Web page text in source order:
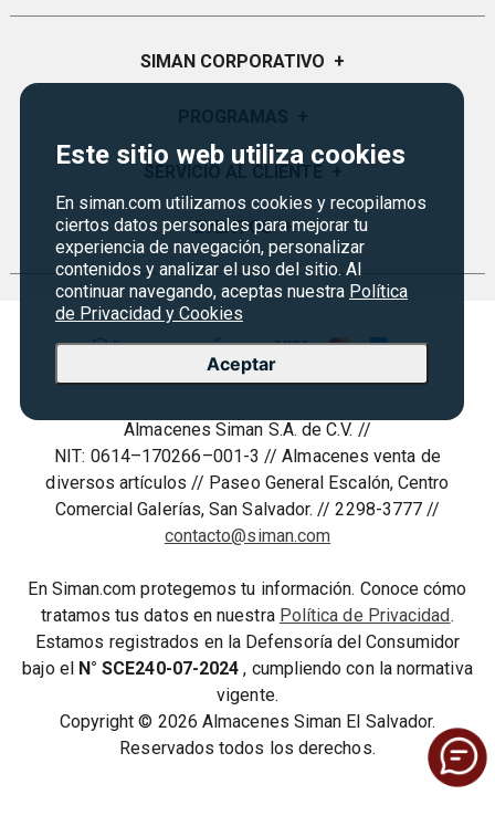
Este sitio web utiliza cookies
En siman.com utilizamos cookies y recopilamos
ciertos datos personales para mejorar tu
experiencia de navegación, personalizar
contenidos y analizar el uso del sitio. Al
continuar navegando, aceptas nuestra Política
de Privacidad y Cookies
Aceptar
SIMAN CORPORATIVO +
Visión y Misión
Sucursales
Servicios
Certificados de Regalo
Garantías
Siman PRO
Credisiman
Marketplace
Vende en Marketplace
Preguntas Frecuentes
Política de devoluciones y garantias
Contáctenos
Política de Privacidad
Derecho de Retracto
Condiciones de uso
Términos y condiciones
EVENTOS +
Regreso a clases
Rebajas
Cyber Monday
Agosto es diversión
Almacenes Siman S.A. de C.V. //
NIT: 0614–170266–001-3 // Almacenes venta de
diversos artículos // Paseo General Escalón, Centro
Comercial Galerías, San Salvador. // 2298-3777 //
contacto@siman.com
En Siman.com protegemos tu información. Conoce cómo
tratamos tus datos en nuestra Política de Privacidad.
Estamos registrados en la Defensoría del Consumidor
bajo el N° SCE240-07-2024 , cumpliendo con la normativa
vigente.
Copyright © 2026 Almacenes Siman El Salvador.
Reservados todos los derechos.